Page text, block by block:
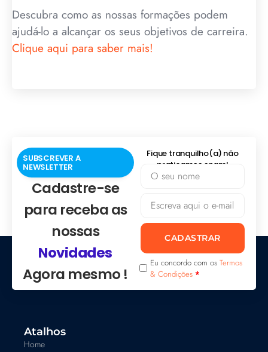
Descubra como as nossas formações podem
ajudá-lo a alcançar os seus objetivos de carreira.
Clique aqui para saber mais!
SUBSCREVER A
NEWSLETTER
Cadastre-se
para receba as
nossas
Novidades
Agora mesmo !
Fique tranquilho(a) não
praticamos spam!
CADASTRAR
Eu concordo com os Termos
& Condições *
Atalhos
Home